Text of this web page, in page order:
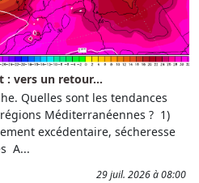
: vers un retour...
Quelles sont les tendances
Méditerranéennes ? 1)
excédentaire, sécheresse
A...
29 juil. 2026 à 08:00